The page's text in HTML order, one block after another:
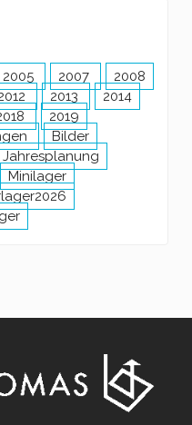
2005 2007
2008
2013
2014
2019
Bilder
Jahresplanung
Minilager